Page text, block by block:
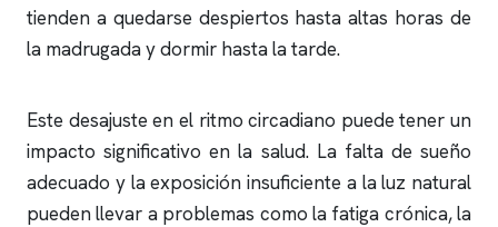
tienden a quedarse despiertos hasta altas horas de
la madrugada y dormir hasta la tarde.
Este desajuste en el ritmo circadiano puede tener un
impacto significativo en la salud. La falta de sueño
adecuado y la exposición insuficiente a la luz natural
pueden llevar a problemas como la fatiga crónica, la